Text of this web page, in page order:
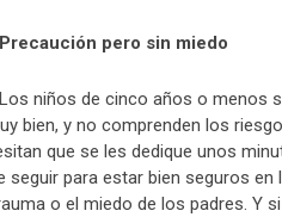
Precaución pero sin miedo
Los niños de cinco años o menos
bien, y no comprenden los
que se les dedique unos
para estar bien seguros en
o el miedo de los padres. Y